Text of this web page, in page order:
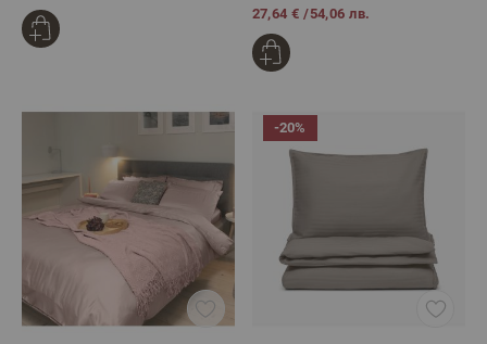
27,64 € /54,06 лв.
-20%